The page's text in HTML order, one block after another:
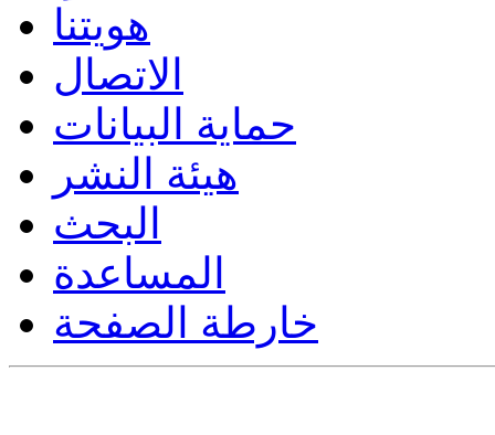
هويتنا
الاتصال
حماية البيانات
هيئة النشر
البحث
المساعدة
خارطة الصفحة